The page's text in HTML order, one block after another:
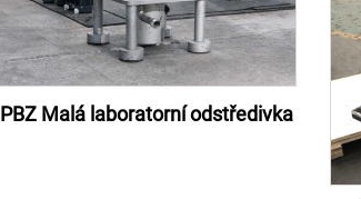
PBZ Malá laboratorní odstředivka